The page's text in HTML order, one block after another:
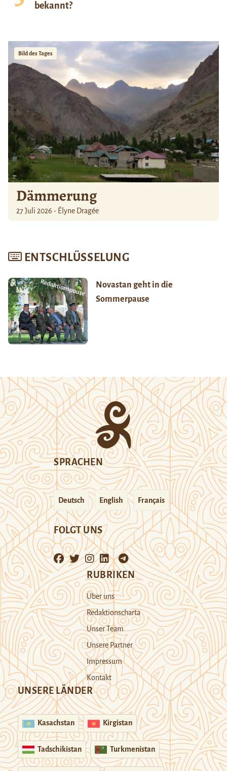
bekannt?
Bild des Tages
Dämmerung
27 Juli 2026 - Élyne Dragée
ENTSCHLÜSSELUNG
Novastan geht in die
Sommerpause
SPRACHEN
Deutsch English Français
FOLGT UNS
RUBRIKEN
Über uns
Redaktionscharta
Unser Team
Unsere Partner
Impressum
Kontakt
UNSERE LÄNDER
Kasachstan Kirgistan
Tadschikistan Turkmenistan